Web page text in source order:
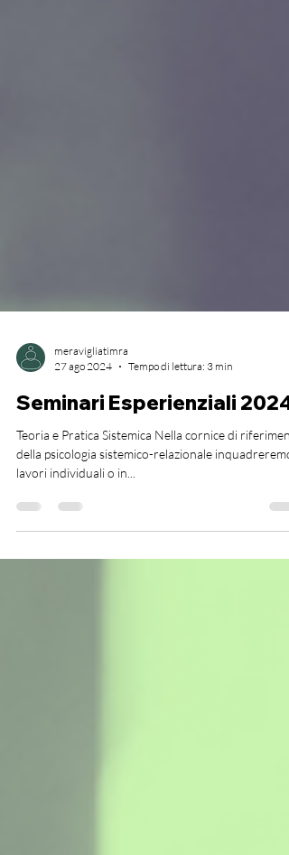
27 ago 2024
Tempo di lettura: 3 min
Seminari Esperienziali 2024
Teoria e Pratica Sistemica Nella cornice di
lavori individuali o in...